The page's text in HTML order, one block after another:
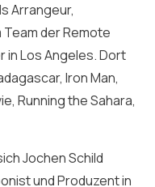
Arrangeur,
der Remote
in Los Angeles. Dort
Iron Man,
Running the Sahara,
Jochen Schild
und Produzent in